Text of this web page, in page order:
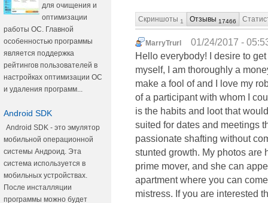
для очищения и
оптимизации
работы ОС. Главной
особенностью программы
является поддержка
рейтингов пользователей в
настройках оптимизации ОС
и удаления программ...
Android SDK
Android SDK - это эмулятор
мобильной операционной
системы Андроид. Эта
система используется в
мобильных устройствах.
После инсталляции
программы можно будет
Скриншоты 1 Отзывы 17466
MarryTrurl
01/24/2017 -
Hello everybody! I desire to
myself, I am thoroughly a
make a fool of and I love my
of a participant with whom I
is the habits and loot that
suited for dates and meetings
passionate shafting without
stunted growth. My photos are
prime mover, and she can
apartment where you can
mistress. If you are interested